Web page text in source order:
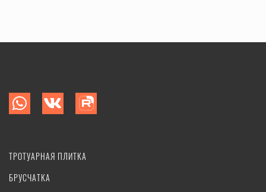
ТРОТУАРНАЯ ПЛИТКА
БРУСЧАТКА